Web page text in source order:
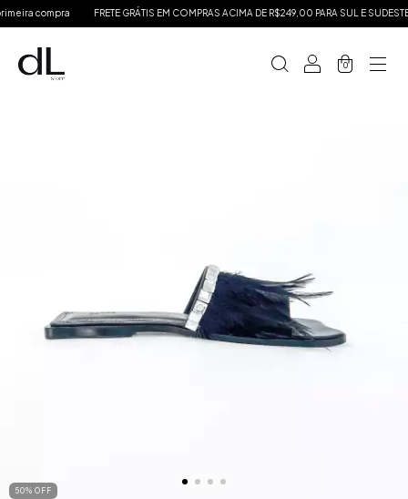
compra FRETE GRÁTIS EM COMPRAS ACIMA DE R$249,00 PARA SUL E SUDESTE
0
50% OFF